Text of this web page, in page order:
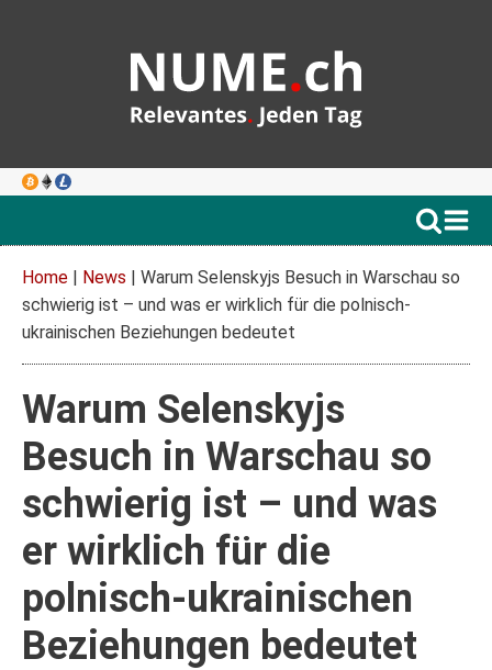
Home | News | Warum Selenskyjs Besuch in Warschau so
schwierig ist – und was er wirklich für die polnisch-
ukrainischen Beziehungen bedeutet
Warum Selenskyjs
Besuch in Warschau so
schwierig ist – und was
er wirklich für die
polnisch-ukrainischen
Beziehungen bedeutet